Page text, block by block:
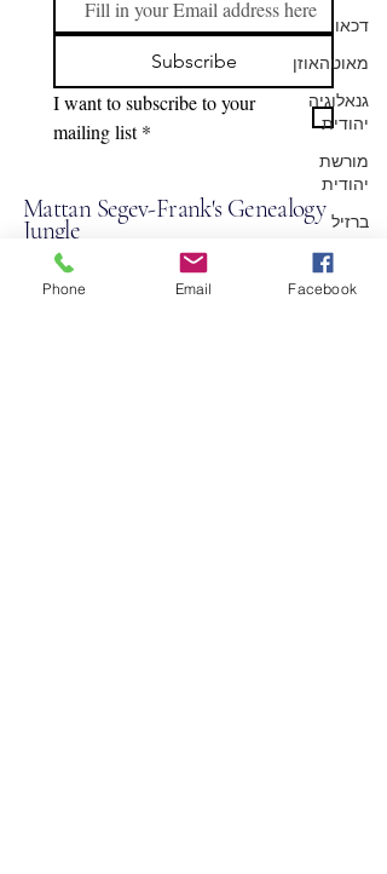
דכאו
מאוטהאוזן
גנאלוגיה
יהודית
מורשת
יהודית
ברזיל
איחוד
משפחתי
Mattan Segev-Frank's Genealogy
Jungle
ליצירת קשר:
Subscribe
I want to subscribe to your
mailing list *
Phone Email Facebook